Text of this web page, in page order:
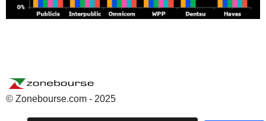
© Zonebourse.com - 2025